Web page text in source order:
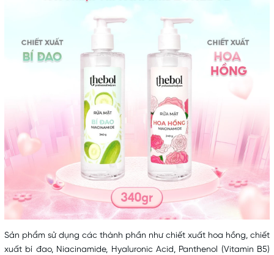
Sản phẩm sử dụng các thành phần như chiết xuất hoa hồng, chiết
xuất bí đao, Niacinamide, Hyaluronic Acid, Panthenol (Vitamin B5)